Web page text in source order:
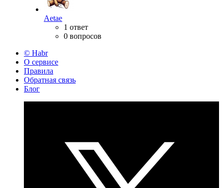
Aetae
1 ответ
0 вопросов
© Habr
О сервисе
Правила
Обратная связь
Блог